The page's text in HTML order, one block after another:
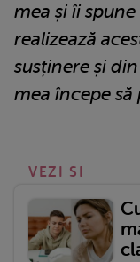
mea și îi
realizează
susținere și
mea începe să
VEZI SI